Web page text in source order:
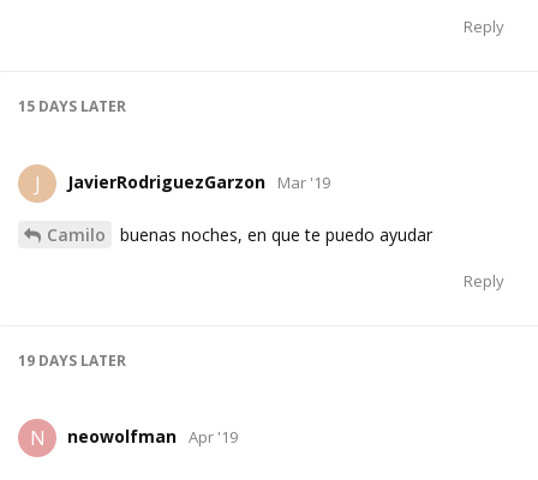
Reply
15 DAYS LATER
J JavierRodriguezGarzon Mar '19
Camilo buenas noches, en que te puedo ayudar
Reply
19 DAYS LATER
N neowolfman Apr '19